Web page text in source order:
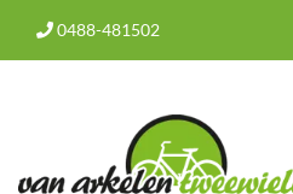
0488-481502